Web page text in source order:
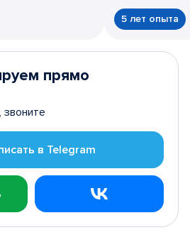
5 лет опыта
прямо
в Telegram